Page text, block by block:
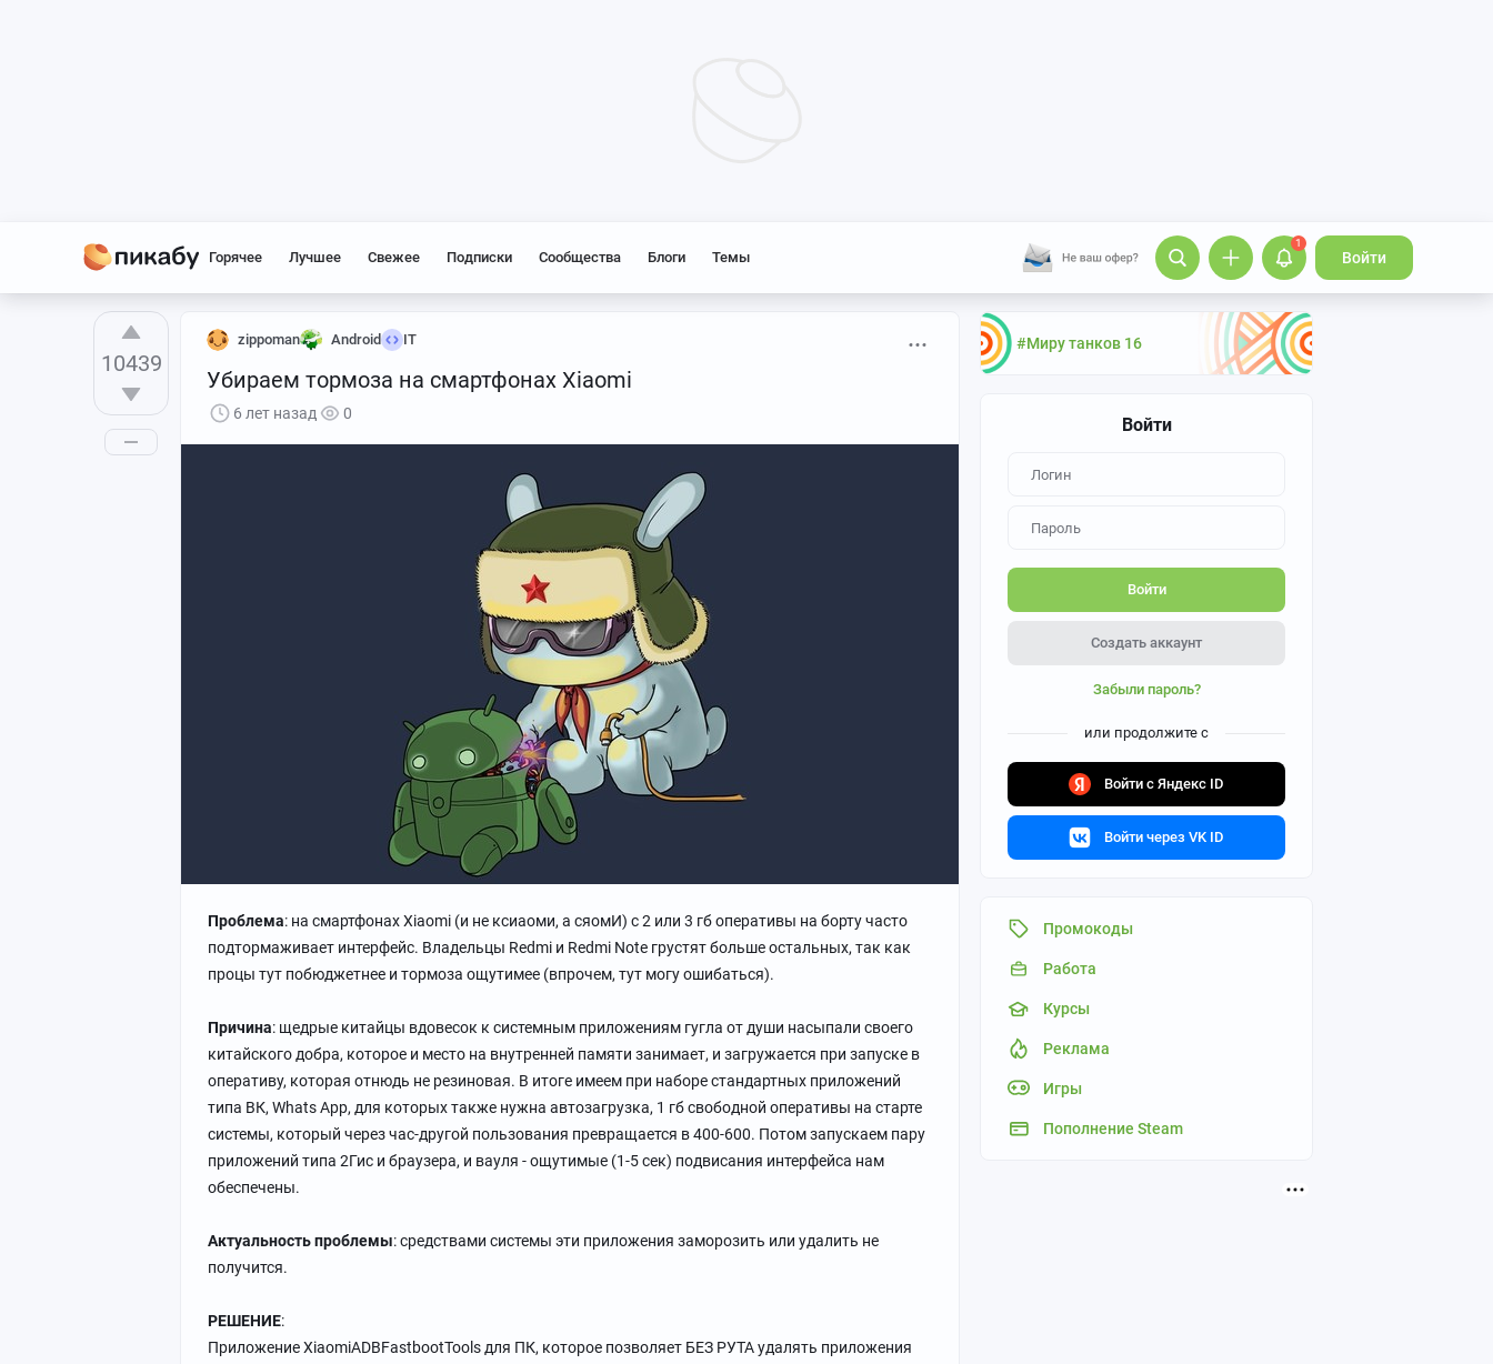
Горячее Лучшее Свежее Подписки Сообщества Блоги Темы
1
Войти
#Миру танков 16
Войти
Войти
Создать аккаунт
Забыли пароль?
или продолжите с
Войти с Яндекс ID
Войти через VK ID
Промокоды
Работа
Курсы
Реклама
Игры
Пополнение Steam
10439
zippoman Android IT
Убираем тормоза на смартфонах Xiaomi
6 лет назад 0
Проблема: на смартфонах Xiaomi (и не ксиаоми, а сяомИ) с 2 или 3 гб оперативы на борту часто
подтормаживает интерфейс. Владельцы Redmi и Redmi Note грустят больше остальных, так как
процы тут побюджетнее и тормоза ощутимее (впрочем, тут могу ошибаться).
Причина: щедрые китайцы вдовесок к системным приложениям гугла от души насыпали своего
китайского добра, которое и место на внутренней памяти занимает, и загружается при запуске в
оперативу, которая отнюдь не резиновая. В итоге имеем при наборе стандартных приложений
типа ВК, Whats App, для которых также нужна автозагрузка, 1 гб свободной оперативы на старте
системы, который через час-другой пользования превращается в 400-600. Потом запускаем пару
приложений типа 2Гис и браузера, и вауля - ощутимые (1-5 сек) подвисания интерфейса нам
обеспечены.
Актуальность проблемы: средствами системы эти приложения заморозить или удалить не
получится.
РЕШЕНИЕ:
Приложение XiaomiADBFastbootTools для ПК, которое позволяет БЕЗ РУТА удалять приложения